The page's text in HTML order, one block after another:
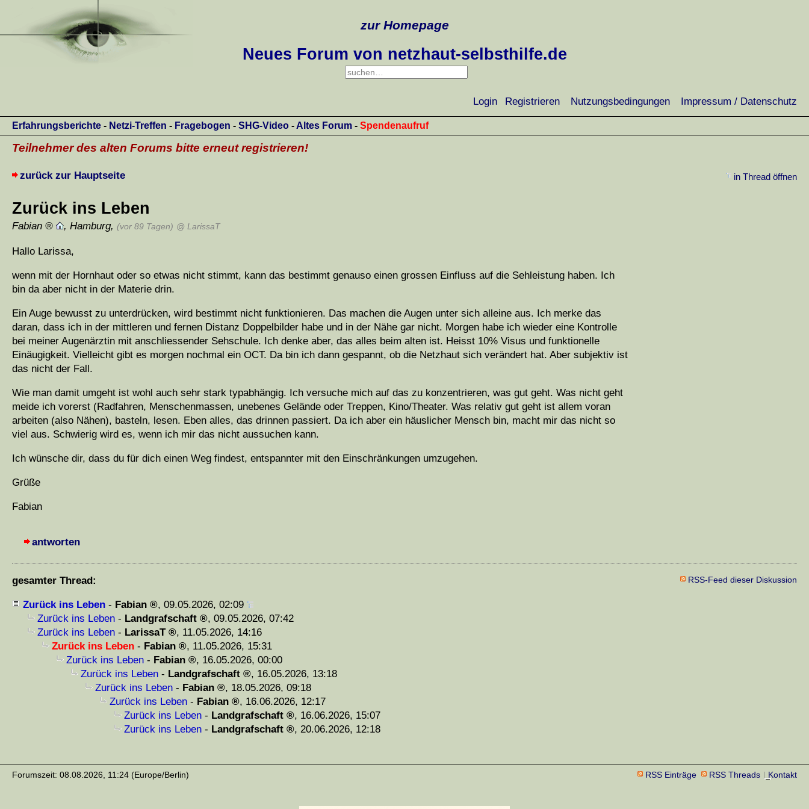
zur Homepage
Neues Forum von netzhaut-selbsthilfe.de
Login Registrieren Nutzungsbedingungen Impressum / Datenschutz
Erfahrungsberichte - Netzi-Treffen - Fragebogen - SHG-Video -Altes Forum - Spendenaufruf
Teilnehmer des alten Forums bitte erneut registrieren!
zurück zur Hauptseite in Thread öffnen
Zurück ins Leben
Fabian , Hamburg, (vor 89 Tagen) @ LarissaT
Hallo Larissa,
wenn mit der Hornhaut oder so etwas nicht stimmt, kann das bestimmt genauso einen grossen Einfluss auf die Sehleistung haben. Ich
bin da aber nicht in der Materie drin.
Ein Auge bewusst zu unterdrücken, wird bestimmt nicht funktionieren. Das machen die Augen unter sich alleine aus. Ich merke das
daran, dass ich in der mittleren und fernen Distanz Doppelbilder habe und in der Nähe gar nicht. Morgen habe ich wieder eine Kontrolle
bei meiner Augenärztin mit anschliessender Sehschule. Ich denke aber, das alles beim alten ist. Heisst 10% Visus und funktionelle
Einäugigkeit. Vielleicht gibt es morgen nochmal ein OCT. Da bin ich dann gespannt, ob die Netzhaut sich verändert hat. Aber subjektiv ist
das nicht der Fall.
Wie man damit umgeht ist wohl auch sehr stark typabhängig. Ich versuche mich auf das zu konzentrieren, was gut geht. Was nicht geht
meide ich vorerst (Radfahren, Menschenmassen, unebenes Gelände oder Treppen, Kino/Theater. Was relativ gut geht ist allem voran
arbeiten (also Nähen), basteln, lesen. Eben alles, das drinnen passiert. Da ich aber ein häuslicher Mensch bin, macht mir das nicht so
viel aus. Schwierig wird es, wenn ich mir das nicht aussuchen kann.
Ich wünsche dir, dass du für dich einen Weg findest, entspannter mit den Einschränkungen umzugehen.
Grüße
Fabian
antworten
gesamter Thread: RSS-Feed dieser Diskussion
Zurück ins Leben - Fabian , 09.05.2026, 02:09
Zurück ins Leben - Landgrafschaft , 09.05.2026, 07:42
Zurück ins Leben - LarissaT , 11.05.2026, 14:16
Zurück ins Leben - Fabian , 11.05.2026, 15:31
Zurück ins Leben - Fabian , 16.05.2026, 00:00
Zurück ins Leben - Landgrafschaft , 16.05.2026, 13:18
Zurück ins Leben - Fabian , 18.05.2026, 09:18
Zurück ins Leben - Fabian , 16.06.2026, 12:17
Zurück ins Leben - Landgrafschaft , 16.06.2026, 15:07
Zurück ins Leben - Landgrafschaft , 20.06.2026, 12:18
Forumszeit: 08.08.2026, 11:24 (Europe/Berlin) RSS Einträge RSS Threads Kontakt